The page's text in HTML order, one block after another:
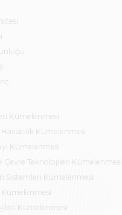
Kümelenmesi
Kümelenmesi
Kümelenmesi
Çevre Teknolojileri Kümelenmesi
Sistemleri Kümelenmesi
Kümelenmesi